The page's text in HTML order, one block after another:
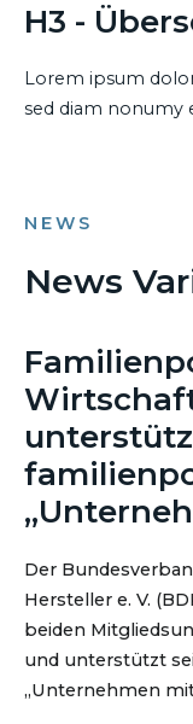
H3 -
Lorem ipsum
sed diam nonumy
NEWS
News
Der
Hersteller e. V.
beiden
und unterstützt
„Unternehmen